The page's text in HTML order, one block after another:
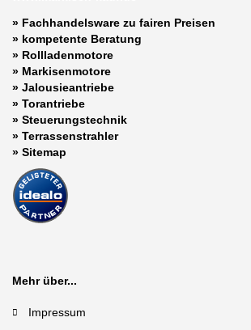
» Fachhandelsware zu fairen Preisen
» kompetente Beratung
» Rollladenmotore
» Markisenmotore
» Jalousieantriebe
» Torantriebe
» Steuerungstechnik
» Terrassenstrahler
» Sitemap
Mehr über...
Impressum